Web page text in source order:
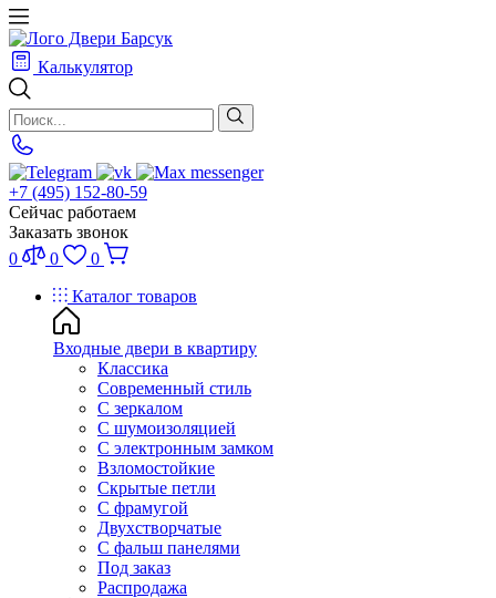
Калькулятор
+7 (495) 152-80-59
Сейчас работаем
Заказать звонок
0
0
0
Каталог товаров
Входные двери в квартиру
Классика
Современный стиль
С зеркалом
С шумоизоляцией
С электронным замком
Взломостойкие
Скрытые петли
С фрамугой
Двухстворчатые
С фальш панелями
Под заказ
Распродажа